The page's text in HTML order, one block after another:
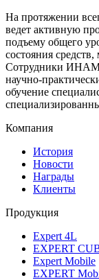
На протяжении
ведет активную
подъему общего
состояния
Сотрудники ИНАМ
научно-
обучение
Компания
История
Новости
Награды
Клиенты
Продукция
Expert 4L
EXPERT
Expert Mobile
EXPERT